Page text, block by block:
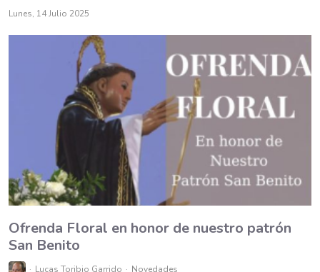
Lunes, 14 Julio 2025
Ofrenda Floral en honor de nuestro patrón
San Benito
Lucas Toribio Garrido Novedades